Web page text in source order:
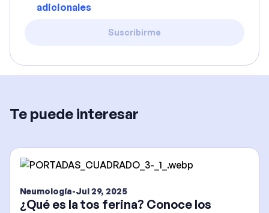
adicionales
Suscribirme
Te puede interesar
Neumología-Jul 29, 2025
¿Qué es la tos ferina? Conoce los